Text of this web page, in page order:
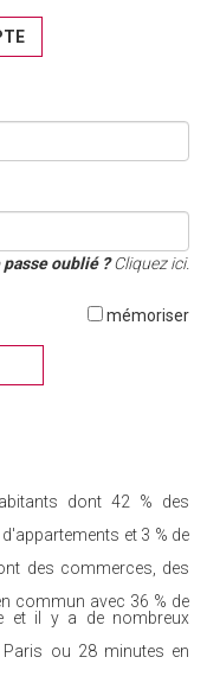
passe oublié ?Cliquez ici.
mémoriser
dont 42 % des
et 3 % de
des commerces, des
commun avec 36 % de
et il y a de nombreux
ou 28 minutes en